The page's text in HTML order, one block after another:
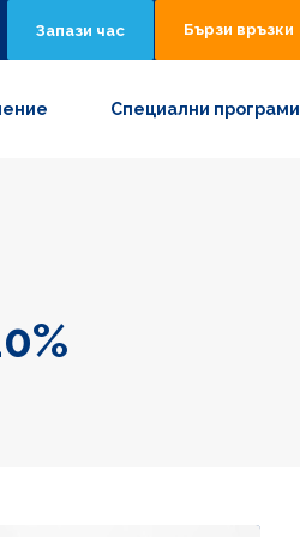
Запази час Бързи връзки
Специални програми